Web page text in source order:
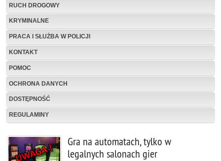
RUCH DROGOWY
KRYMINALNE
PRACA I SŁUŻBA W POLICJI
KONTAKT
POMOC
OCHRONA DANYCH
DOSTĘPNOŚĆ
REGULAMINY
Gra na automatach, tylko w
legalnych salonach gier